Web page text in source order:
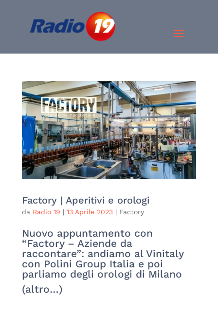
Factory | Aperitivi e orologi
da Radio 19 | 13 Aprile 2023| Factory
Nuovo appuntamento con
“Factory – Aziende da
raccontare”: andiamo al Vinitaly
con Polini Group Italia e poi
parliamo degli orologi di Milano
(altro…)